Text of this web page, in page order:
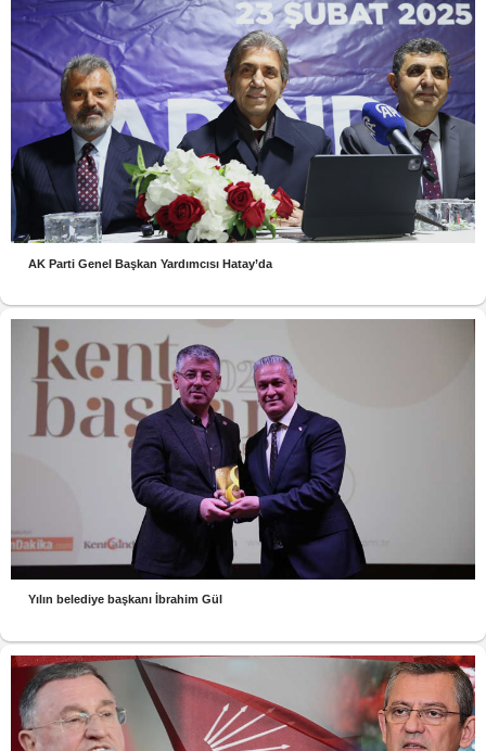
AK Parti Genel Başkan Yardımcısı Hatay’da
Yılın belediye başkanı İbrahim Gül